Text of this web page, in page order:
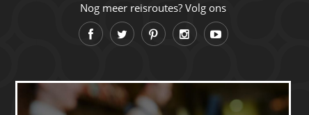
Nog meer reisroutes? Volg ons